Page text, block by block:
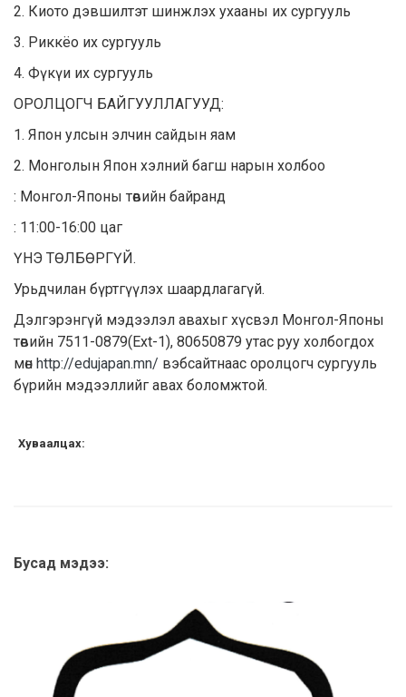
2. Киото дэвшилтэт шинжлэх ухааны их сургууль
3. Риккёо их сургууль
4. Фүкүи их сургууль
ОРОЛЦОГЧ БАЙГУУЛЛАГУУД:
1. Япон улсын элчин сайдын яам
2. Монголын Япон хэлний багш нарын холбоо
: Монгол-Японы төвийн байранд
: 11:00-16:00 цаг
ҮНЭ ТӨЛБӨРГҮЙ.
Урьдчилан бүртгүүлэх шаардлагагүй.
Дэлгэрэнгүй мэдээлэл авахыг хүсвэл Монгол-Японы
төвийн 7511-0879(Ext-1), 80650879 утас руу холбогдох
мөн http://edujapan.mn/ вэбсайтнаас оролцогч сургууль
бүрийн мэдээллийг авах боломжтой.
Хуваалцах:
Бусад мэдээ: